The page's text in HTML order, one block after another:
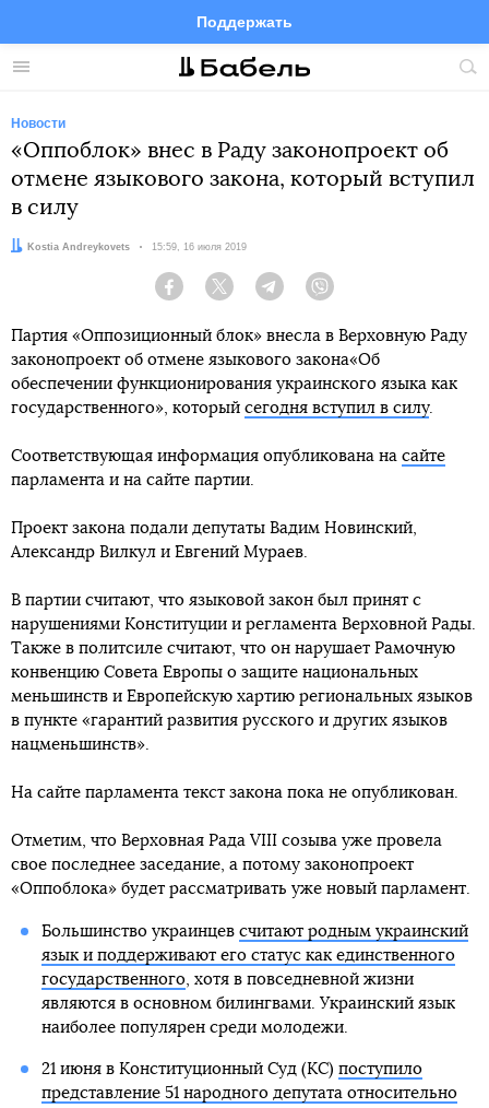
Меню
Поддержать
FacebookTelegramTwitter
Новости
«Оппоблок» внес в Раду законопроект об
отмене языкового закона, который вступил
в силу
Автор:Kostia Andreykovets Дата:
15:59, 16 июля 2019
Facebook Twitter Telegram
Партия «Оппозиционный блок» внесла в Верховную Раду
законопроект об отмене языкового закона«Об
обеспечении функционирования украинского языка как
государственного», который сегодня вступил в силу.
Соответствующая информация опубликована на сайте
парламента и на сайте партии.
Проект закона подали депутаты Вадим Новинский,
Александр Вилкул и Евгений Мураев.
В партии считают, что языковой закон был принят с
нарушениями Конституции и регламента Верховной Рады.
Также в политсиле считают, что он нарушает Рамочную
конвенцию Совета Европы о защите национальных
меньшинств и Европейскую хартию региональных языков
в пункте «гарантий развития русского и других языков
нацменьшинств».
На сайте парламента текст закона пока не опубликован.
Отметим, что Верховная Рада VIII созыва уже провела
свое последнее заседание, а потому законопроект
«Оппоблока» будет рассматривать уже новый парламент.
Большинство украинцев считают родным украинский
язык и поддерживают его статус как единственного
государственного, хотя в повседневной жизни
являются в основном билингвами. Украинский язык
наиболее популярен среди молодежи.
21 июня в Конституционный Суд (КС) поступило
представление 51 народного депутата относительно